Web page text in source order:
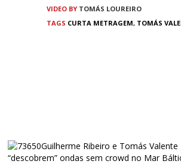
VIDEO BY TOMÁS LOUREIRO
TAGS CURTA METRAGEM, TOMÁS